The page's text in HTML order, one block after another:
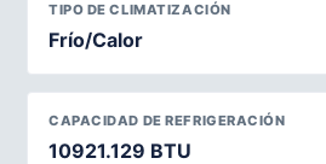
TIPO DE CLIMATIZACIÓN
Frío/Calor
CAPACIDAD DE REFRIGERACIÓN
10921.129 BTU